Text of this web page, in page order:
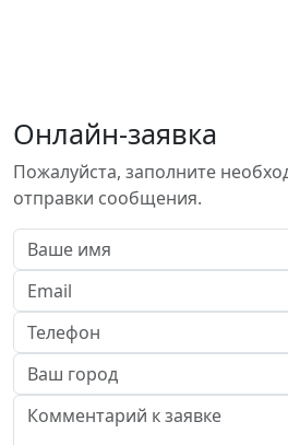
Онлайн-заявка
Пожалуйста, заполните
отправки сообщения.